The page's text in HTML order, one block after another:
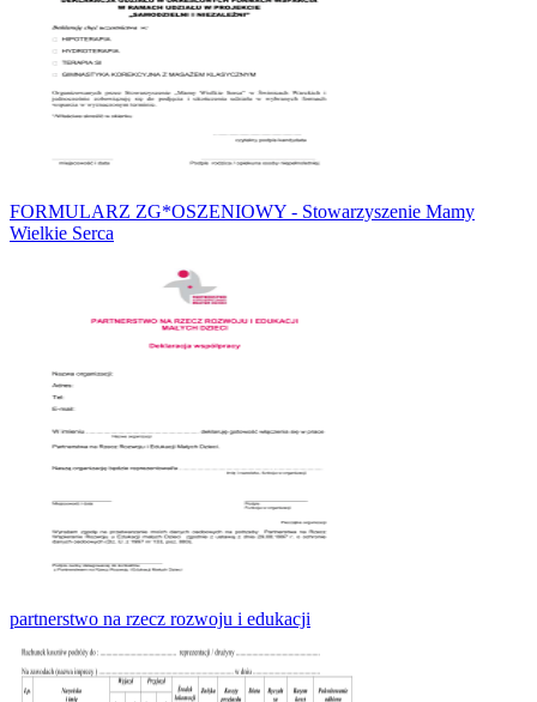
FORMULARZ ZG*OSZENIOWY - Stowarzyszenie Mamy
Wielkie Serca
partnerstwo na rzecz rozwoju i edukacji